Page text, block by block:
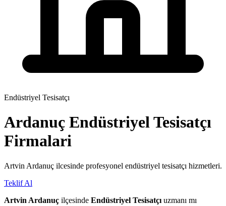
Endüstriyel Tesisatçı
Ardanuç Endüstriyel Tesisatçı
Firmalari
Artvin Ardanuç ilcesinde profesyonel endüstriyel tesisatçı hizmetleri.
Teklif Al
Artvin Ardanuç ilçesinde Endüstriyel Tesisatçı uzmanı mı